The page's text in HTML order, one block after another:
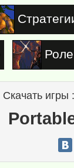
Скачать игры